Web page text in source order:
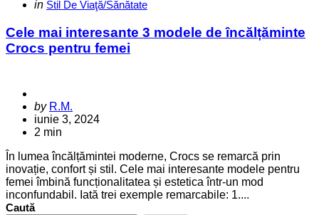
Categories
Posted
in Stil De Viaţă/Sănătate
Cele mai interesante 3 modele de încălțăminte
Crocs pentru femei
Posted
by
by R.M.
iunie 3, 2024
2 min
În lumea încălțămintei moderne, Crocs se remarcă prin
inovație, confort și stil. Cele mai interesante modele pentru
femei îmbină funcționalitatea și estetica într-un mod
inconfundabil. Iată trei exemple remarcabile: 1....
Caută